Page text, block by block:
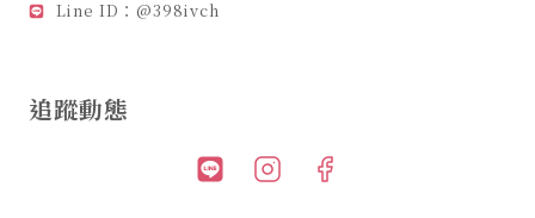
Line ID：@398ivch
追蹤動態